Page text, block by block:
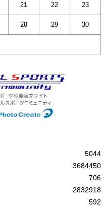
21 22 23
28 29 30
5044
3684450
706
2832918
592